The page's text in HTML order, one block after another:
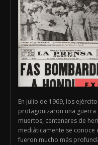
En julio de 1969, los
protagonizaron una
muertos, centenares de
mediáticamente se conoce
fueron mucho más